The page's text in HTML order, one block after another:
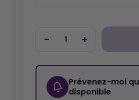
Prévenez-moi
disponible